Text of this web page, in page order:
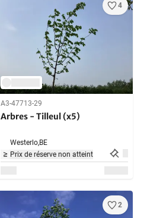
4
A3-47713-29
Arbres - Tilleul (x5)
Westerlo,BE
Prix de réserve non atteint
2